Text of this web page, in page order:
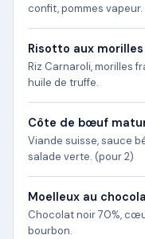
confit, pommes vapeur.
Risotto aux morilles
Riz Carnaroli, morilles
huile de truffe.
Côte de bœuf
Viande suisse, sauce
salade verte. (pour 2)
Moelleux au
Chocolat noir 70%,
bourbon.